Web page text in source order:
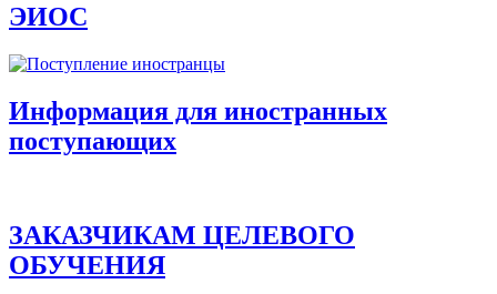
ЭИОС
Информация для иностранных
поступающих
ЗАКАЗЧИКАМ ЦЕЛЕВОГО
ОБУЧЕНИЯ